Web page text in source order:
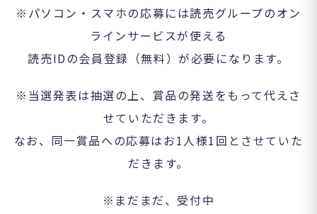
※パソコン・スマホの応募には読売グループのオン
ラインサービスが使える
読売IDの会員登録（無料）が必要になります。
※当選発表は抽選の上、賞品の発送をもって代えさ
せていただきます。
なお、同一賞品への応募はお1人様1回とさせていた
だきます。
※まだまだ、受付中